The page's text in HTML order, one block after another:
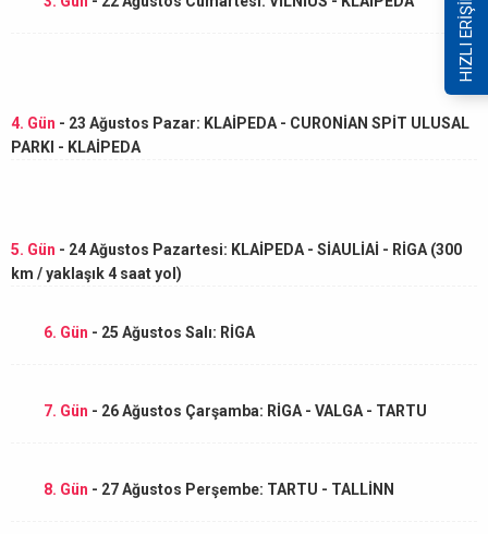
4. Gün - 23 Ağustos Pazar: KLAİPEDA - CURONİAN SPİT ULUSAL
PARKI - KLAİPEDA
5. Gün - 24 Ağustos Pazartesi: KLAİPEDA - SİAULİAİ - RİGA (300
km / yaklaşık 4 saat yol)
6. Gün - 25 Ağustos Salı: RİGA
7. Gün - 26 Ağustos Çarşamba: RİGA - VALGA - TARTU
8. Gün - 27 Ağustos Perşembe: TARTU - TALLİNN
HIZLI ERİŞİM